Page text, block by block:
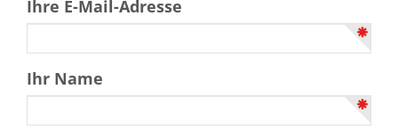
Ihre E-Mail-Adresse
Ihr Name